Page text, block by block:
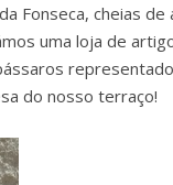
Fonseca, cheias
uma loja de
do nosso terraço!